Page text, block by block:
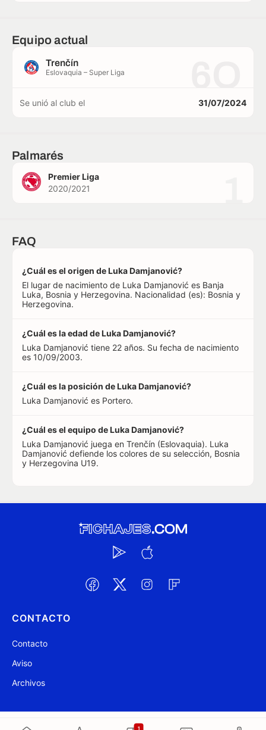
1
Equipo actual
Trenčín
Eslovaquia – Super Liga
Se unió al club el 31/07/2024
Palmarés
Premier Liga
2020/2021
FAQ
¿Cuál es el origen de Luka Damjanović?
El lugar de nacimiento de Luka Damjanović es Banja
Luka, Bosnia y Herzegovina. Nacionalidad (es): Bosnia y
Herzegovina.
¿Cuál es la edad de Luka Damjanović?
Luka Damjanović tiene 22 años. Su fecha de nacimiento
es 10/09/2003.
¿Cuál es la posición de Luka Damjanović?
Luka Damjanović es Portero.
¿Cuál es el equipo de Luka Damjanović?
Luka Damjanović juega en Trenčín (Eslovaquia). Luka
Damjanović defiende los colores de su selección, Bosnia
y Herzegovina U19.
CONTACTO
Contacto
Aviso
Archivos